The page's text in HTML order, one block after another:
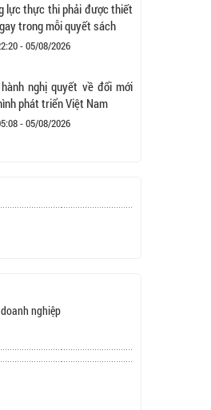
lực thực thi phải được thiết
trong mỗi quyết sách
- 05/08/2026
hành nghị quyết về đổi mới
phát triển Việt Nam
- 05/08/2026
nghiệp